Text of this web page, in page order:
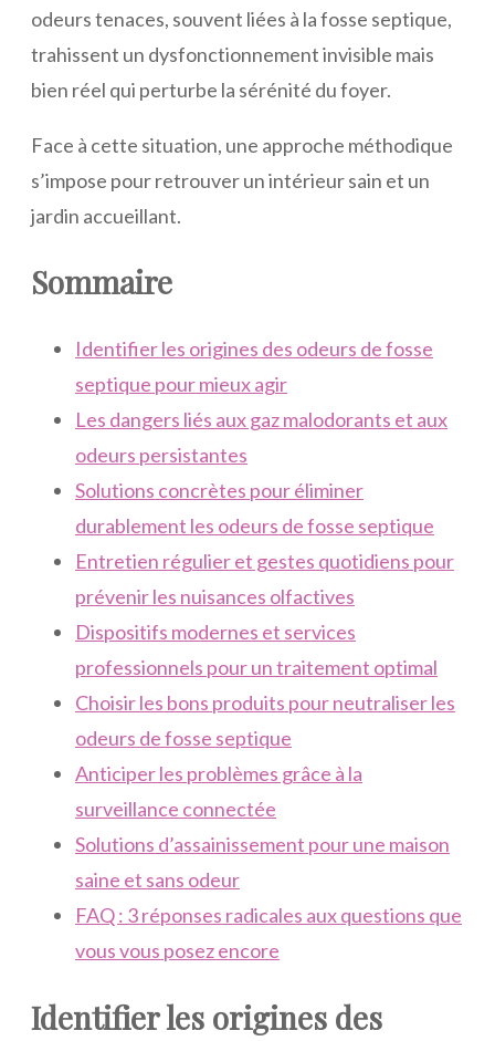
odeurs tenaces, souvent liées à la fosse septique,
trahissent un dysfonctionnement invisible mais
bien réel qui perturbe la sérénité du foyer.
Face à cette situation, une approche méthodique
s’impose pour retrouver un intérieur sain et un
jardin accueillant.
Sommaire
Identifier les origines des odeurs de fosse
septique pour mieux agir
Les dangers liés aux gaz malodorants et aux
odeurs persistantes
Solutions concrètes pour éliminer
durablement les odeurs de fosse septique
Entretien régulier et gestes quotidiens pour
prévenir les nuisances olfactives
Dispositifs modernes et services
professionnels pour un traitement optimal
Choisir les bons produits pour neutraliser les
odeurs de fosse septique
Anticiper les problèmes grâce à la
surveillance connectée
Solutions d’assainissement pour une maison
saine et sans odeur
FAQ : 3 réponses radicales aux questions que
vous vous posez encore
Identifier les origines des